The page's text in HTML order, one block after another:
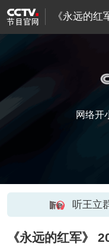
《永远的红
网络开
听王立
《永远的红军》